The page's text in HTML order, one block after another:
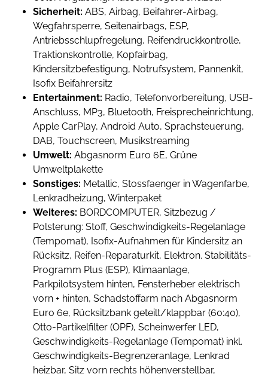
Sicherheit: ABS, Airbag, Beifahrer-Airbag,
Wegfahrsperre, Seitenairbags, ESP,
Antriebsschlupfregelung, Reifendruckkontrolle,
Traktionskontrolle, Kopfairbag,
Kindersitzbefestigung, Notrufsystem, Pannenkit,
Isofix Beifahrersitz
Entertainment: Radio, Telefonvorbereitung, USB-
Anschluss, MP3, Bluetooth, Freisprecheinrichtung,
Apple CarPlay, Android Auto, Sprachsteuerung,
DAB, Touchscreen, Musikstreaming
Umwelt: Abgasnorm Euro 6E, Grüne
Umweltplakette
Sonstiges: Metallic, Stossfaenger in Wagenfarbe,
Lenkradheizung, Winterpaket
Weiteres: BORDCOMPUTER, Sitzbezug /
Polsterung: Stoff, Geschwindigkeits-Regelanlage
(Tempomat), Isofix-Aufnahmen für Kindersitz an
Rücksitz, Reifen-Reparaturkit, Elektron. Stabilitäts-
Programm Plus (ESP), Klimaanlage,
Parkpilotsystem hinten, Fensterheber elektrisch
vorn + hinten, Schadstoffarm nach Abgasnorm
Euro 6e, Rücksitzbank geteilt/klappbar (60:40),
Otto-Partikelfilter (OPF), Scheinwerfer LED,
Geschwindigkeits-Regelanlage (Tempomat) inkl.
Geschwindigkeits-Begrenzeranlage, Lenkrad
heizbar, Sitz vorn rechts höhenverstellbar,